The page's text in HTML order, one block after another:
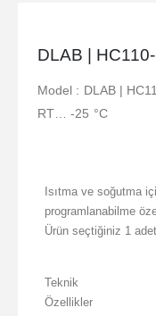
DLAB |
Model : DLAB |
RT… -25 °C
Isıtma ve soğutma
programlanabilme
Ürün seçtiğiniz 1
Teknik
Özellikler